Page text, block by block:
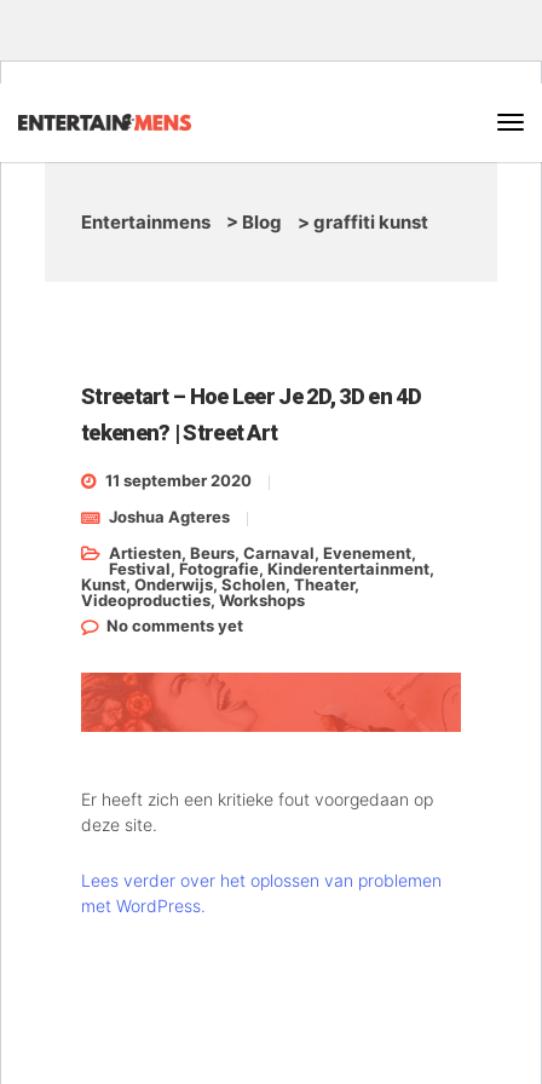
Entertainmens > Blog > graffiti kunst
Streetart – Hoe Leer Je 2D, 3D en 4D
tekenen? | Street Art
11 september 2020
Joshua Agteres
Artiesten, Beurs, Carnaval, Evenement,
Festival, Fotografie, Kinderentertainment,
Kunst, Onderwijs,Scholen, Theater,
Videoproducties,Workshops
No comments yet
Er heeft zich een kritieke fout voorgedaan op
deze site.
Lees verder over het oplossen van problemen
met WordPress.